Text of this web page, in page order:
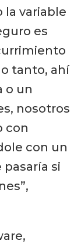
la variable
es
tanto, ahí
o un
nosotros
con
con un
si